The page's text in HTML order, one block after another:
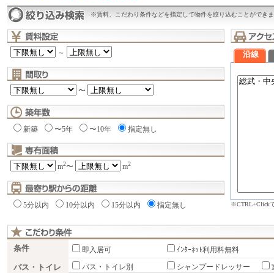
※賃料、こだわり条件などを指定して物件を絞り込むことができ
～
〜
新築 〜5年 〜10年 指定無し
m2〜 m2
5分以内 10分以内 15分以内 指定無し
沿線
※CTRL+Click
条件 即入居可 ｲﾝﾀｰﾈｯﾄ利用料無料
バス・トイレ バス・トイレ別 シャンプードレッサー